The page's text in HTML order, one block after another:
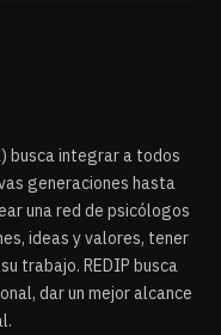
busca integrar a todos
generaciones hasta
una red de psicólogos
ideas y valores, tener
trabajo. REDIP busca
dar un mejor alcance